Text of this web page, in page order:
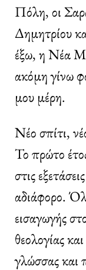
Πόλη, οι
Δημητρίου
έξω, η Νέα
ακόμη γίνω
μου μέρη.
Νέο σπίτι,
Το πρώτο
στις
αδιάφορο.
εισαγωγής
θεολογίας
γλώσσας και